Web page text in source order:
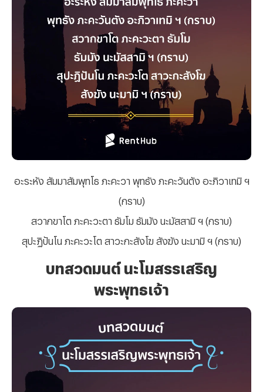
อะระหัง สัมมาสัมพุทโธ ภะคะวา พุทธัง ภะคะวันตัง อะภิวาเทมิ ฯ
(กราบ)
สวากขาโต ภะคะวะตา ธัมโม ธัมมัง นะมัสสามิ ฯ (กราบ)
สุปะฏิปันโน ภะคะวะโต สาวะกะสังโฆ สังฆัง นะมามิ ฯ (กราบ)
บทสวดมนต์ นะโมสรรเสริญ
พระพุทธเจ้า